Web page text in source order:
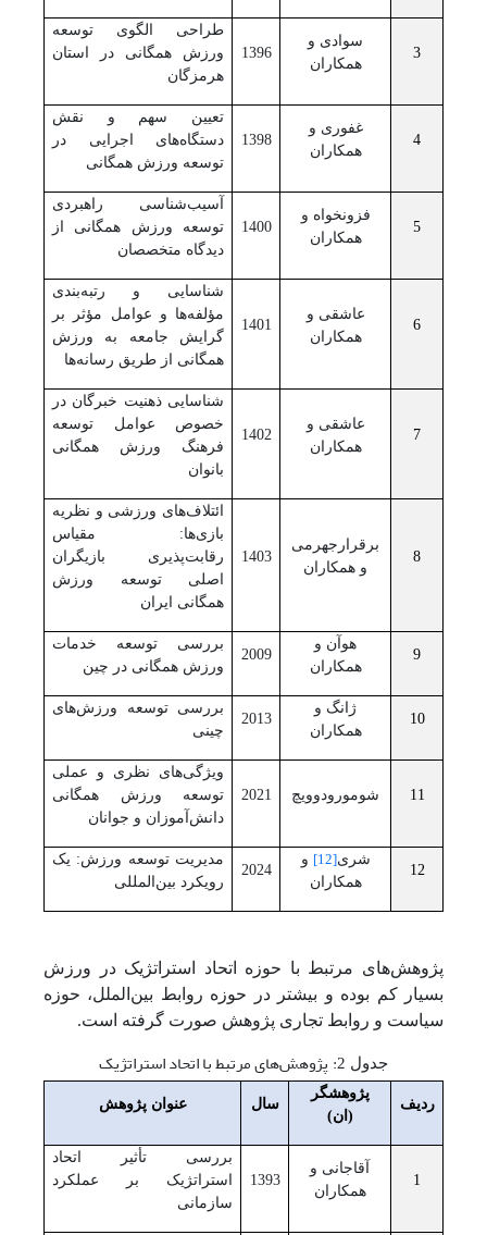
3
سوادی و
همکاران
1396
طراحی الگوی توسعه
ورزش همگانی در استان
هرمزگان
4
غفوری و
همکاران
1398
تعیین سهم و نقش
دستگاه‌های اجرایی در
توسعه ورزش همگانی
5
فزونخواه و
همکاران
1400
آسیب‌شناسی راهبردی
توسعه ورزش همگانی از
دیدگاه متخصصان
6
عاشقی و
همکاران
1401
شناسایی و رتبه‌بندی
مؤلفه‌ها و عوامل مؤثر بر
گرایش جامعه به ورزش
همگانی از طریق رسانه‌ها
7
عاشقی و
همکاران
1402
شناسایی ذهنیت خبرگان در
خصوص عوامل توسعه
فرهنگ ورزش همگانی
بانوان
8
برقرارجهرمی
و همکاران
1403
ائتلاف‌های ورزشی و نظریه
بازی‌ها: مقیاس
رقابت‌پذیری بازیگران
اصلی توسعه ورزش
همگانی ایران
9
هوآن و
همکاران
2009
بررسی توسعه خدمات
ورزش همگانی در چین
10
ژانگ و
همکاران
2013
بررسی توسعه ورزش‌های
چینی
11 شومورودوویچ 2021
ویژگی‌های نظری و عملی
توسعه ورزش همگانی
دانش‌آموزان و جوانان
12
شری[12] و
همکاران
2024
مدیریت توسعه ورزش: یک
رویکرد بین‌المللی
پژوهش‌های مرتبط با حوزه اتحاد استراتژیک در ورزش
بسیار کم بوده و بیشتر در حوزه روابط بین‌الملل، حوزه
سیاست و روابط تجاری پژوهش صورت گرفته است.
جدول 2 :پژوهش‌های مرتبط با اتحاد استراتژیک
ردیف
پژوهشگر
(ان)
سال عنوان پژوهش
1
آقاجانی و
همکاران
1393
بررسی تأثیر اتحاد
استراتژیک بر عملکرد
سازمانی